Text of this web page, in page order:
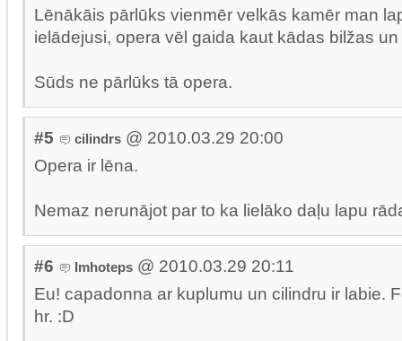
Lēnākāis pārlūks vienmēr velkās kamēr man
ielādejusi, opera vēl gaida kaut kādas bilžas
Sūds ne pārlūks tā opera.
#5 cilindrs @ 2010.03.29 20:00
Opera ir lēna.
Nemaz nerunājot par to ka lielāko daļu lapu
#6 Imhoteps @ 2010.03.29 20:11
Eu! capadonna ar kuplumu un cilindru ir labie.
hr. :D